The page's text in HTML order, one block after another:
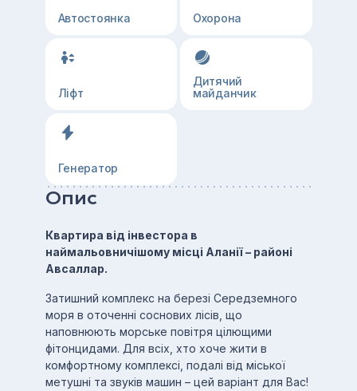
Автостоянка Охорона
Ліфт
Дитячий
майданчик
Генератор
Опис
Квартира від інвестора в
наймальовничішому місці Аланії – районі
Авсаллар.
Затишний комплекс на березі Середземного
моря в оточенні соснових лісів, що
наповнюють морське повітря цілющими
фітонцидами. Для всіх, хто хоче жити в
комфортному комплексі, подалі від міської
метушні та звуків машин – цей варіант для Вас!